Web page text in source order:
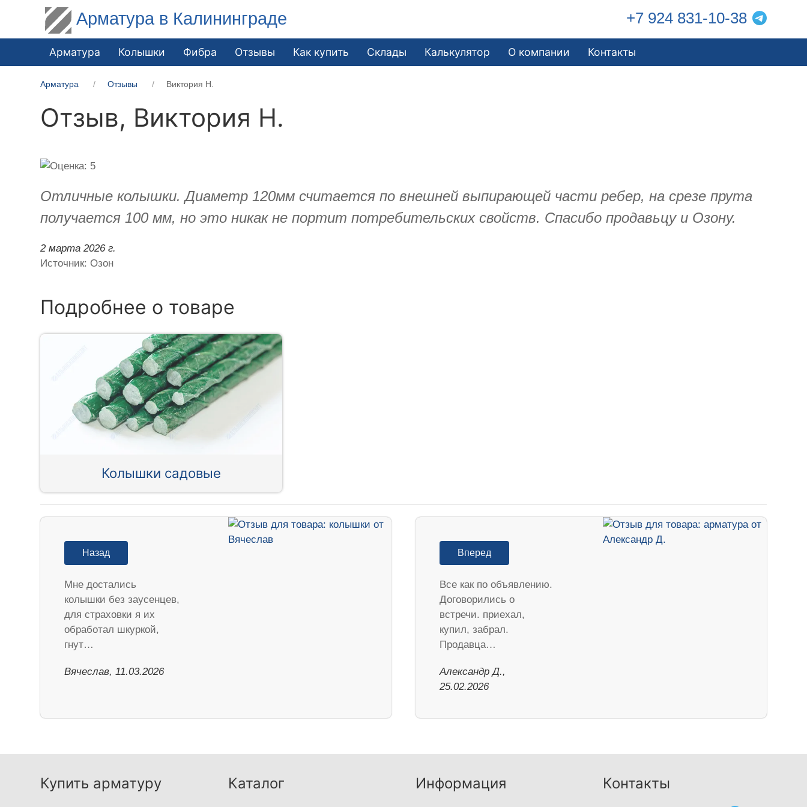
Арматура в Калининграде +7 924 831-10-38
Арматура Колышки Фибра Отзывы Как купить Склады Калькулятор О компании Контакты
Арматура Отзывы Виктория Н.
Отзыв, Виктория Н.
Отличные колышки. Диаметр 120мм считается по внешней выпирающей части ребер, на срезе прута
получается 100 мм, но это никак не портит потребительских свойств. Спасибо продавьцу и Озону.
2 марта 2026 г.
Источник: Озон
Подробнее о товаре
Колышки садовые
Назад
Мне достались
колышки без заусенцев,
для страховки я их
обработал шкуркой,
гнут…
Вячеслав, 11.03.2026
Вперед
Все как по объявлению.
Договорились о
встречи. приехал,
купил, забрал.
Продавца…
Александр Д.,
25.02.2026
Купить арматуру Каталог Информация Контакты